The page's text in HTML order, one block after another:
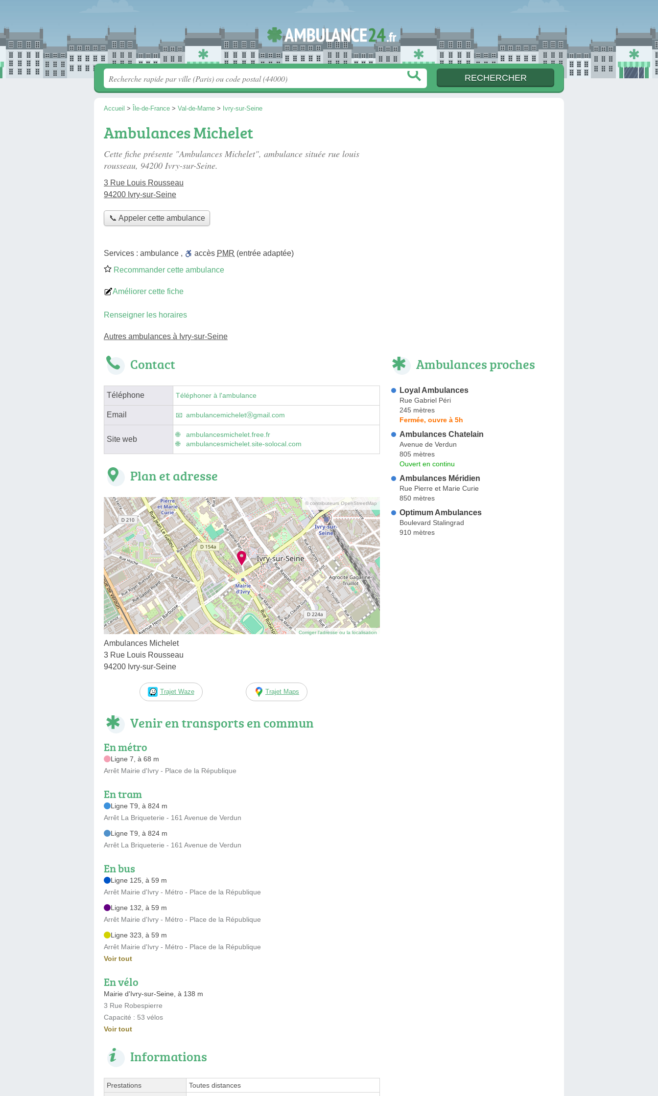
Accueil > Île-de-France > Val-de-Marne > Ivry-sur-Seine
Ambulances Michelet
Cette fiche présente "Ambulances Michelet", ambulance située rue louis
rousseau, 94200 Ivry-sur-Seine.
3 Rue Louis Rousseau
94200 Ivry-sur-Seine
📞 Appeler cette ambulance
Services : ambulance , accès PMR (entrée adaptée)
Recommander cette ambulance
Améliorer cette fiche
Renseigner les horaires
Autres ambulances à Ivry-sur-Seine
Contact
Téléphone Téléphoner à l'ambulance
Email ambulancemicheletⓐgmail.com
Site web
ambulancesmichelet.free.fr
ambulancesmichelet.site-solocal.com
Plan et adresse
© contributeurs OpenStreetMap
Corriger l’adresse ou la localisation
Ambulances Michelet
3 Rue Louis Rousseau
94200 Ivry-sur-Seine
Trajet Waze Trajet Maps
Venir en transports en commun
En métro
Ligne 7, à 68 m
Arrêt Mairie d'Ivry - Place de la République
En tram
Ligne T9, à 824 m
Arrêt La Briqueterie - 161 Avenue de Verdun
Ligne T9, à 824 m
Arrêt La Briqueterie - 161 Avenue de Verdun
En bus
Ligne 125, à 59 m
Arrêt Mairie d'Ivry - Métro - Place de la République
Ligne 132, à 59 m
Arrêt Mairie d'Ivry - Métro - Place de la République
Ligne 323, à 59 m
Arrêt Mairie d'Ivry - Métro - Place de la République
Voir tout
En vélo
Mairie d'Ivry-sur-Seine, à 138 m
3 Rue Robespierre
Capacité : 53 vélos
Voir tout
Informations
Prestations
Toutes distances
Ambulances proches
Loyal Ambulances
Rue Gabriel Péri
245 mètres
Fermée, ouvre à 5h
Ambulances Chatelain
Avenue de Verdun
805 mètres
Ouvert en continu
Ambulances Méridien
Rue Pierre et Marie Curie
850 mètres
Optimum Ambulances
Boulevard Stalingrad
910 mètres